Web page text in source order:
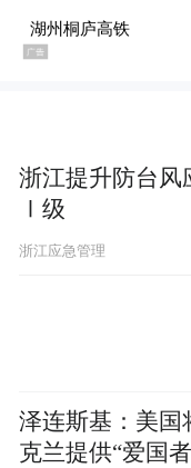
浙江提升防台风
Ⅰ级
浙江应急管理
泽连斯基：美国
克兰提供“爱国